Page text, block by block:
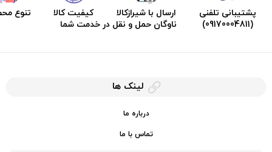
پشتیبانی تلفنی
(09170004811)
ارسال با شیرازکالا
ناوگان حمل و نقل در خدمت شما
کیفیت کالا تنوع
لینک ها
درباره ما
تماس با ما